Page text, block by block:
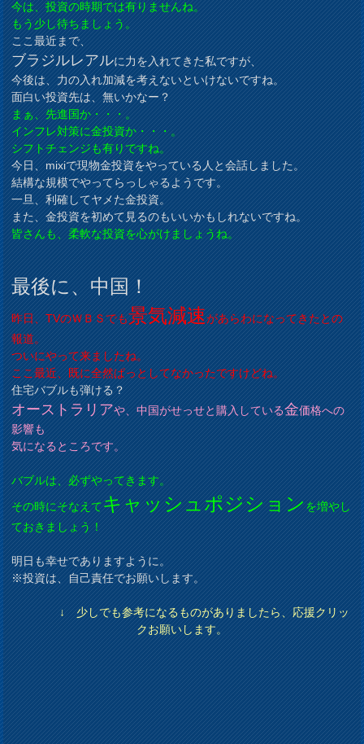
今は、投資の時期では有りませんね。
もう少し待ちましょう。
ここ最近まで、
ブラジルレアルに力を入れてきた私ですが、
今後は、力の入れ加減を考えないといけないですね。
面白い投資先は、無いかなー？
まぁ、先進国か・・・。
インフレ対策に金投資か・・・。
シフトチェンジも有りですね。
今日、mixiで現物金投資をやっている人と会話しました。
結構な規模でやってらっしゃるようです。
一旦、利確してヤメた金投資。
また、金投資を初めて見るのもいいかもしれないですね。
皆さんも、柔軟な投資を心がけましょうね。
最後に、中国！
昨日、TVのＷＢＳでも景気減速があらわになってきたとの
報道。
ついにやって来ましたね。
ここ最近、既に全然ぱっとしてなかったですけどね。
住宅バブルも弾ける？
オーストラリアや、中国がせっせと購入している金価格への
影響も
気になるところです。
バブルは、必ずやってきます。
その時にそなえてキャッシュポジションを増やし
ておきましょう！
明日も幸せでありますように。
※投資は、自己責任でお願いします。
↓ 少しでも参考になるものがありましたら、応援クリッ
クお願いします。